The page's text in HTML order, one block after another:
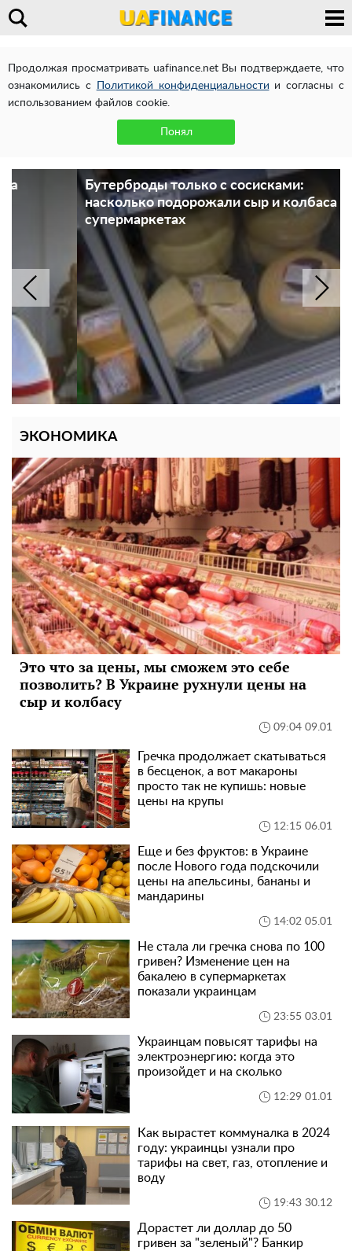
Продолжая просматривать uafinance.net Вы подтверждаете, что
ознакомились с
Политикой конфиденциальности и согласны с
использованием файлов cookie.
Понял
Бутерброды только с сосисками:
насколько подорожали сыр и колбаса в
супермаркетах
ЭКОНОМИКА
Это что за цены, мы сможем это себе
позволить? В Украине рухнули цены на
сыр и колбасу
09:04 09.01
Гречка продолжает скатываться
в бесценок, а вот макароны
просто так не купишь: новые
цены на крупы
12:15 06.01
Еще и без фруктов: в Украине
после Нового года подскочили
цены на апельсины, бананы и
мандарины
14:02 05.01
Не стала ли гречка снова по 100
гривен? Изменение цен на
бакалею в супермаркетах
показали украинцам
23:55 03.01
Украинцам повысят тарифы на
электроэнергию: когда это
произойдет и на сколько
12:29 01.01
Как вырастет коммуналка в 2024
году: украинцы узнали про
тарифы на свет, газ, отопление и
воду
19:43 30.12
Дорастет ли доллар до 50
гривен за "зеленый"? Банкир